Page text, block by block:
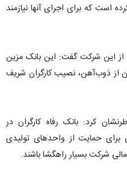
است که برای اجرای آنها نیازمند
از این شرکت گفت: این بانک مزین
از ذوب‌آهن، نصیب کارگران شریف
کرد: بانک رفاه کارگران در
برای حمایت از واحدهای تولیدی
شرکت بسیار راهگشا باشند.